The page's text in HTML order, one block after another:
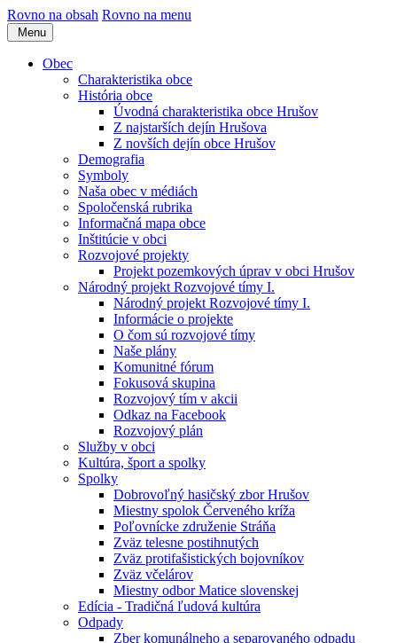
Rovno na obsah Rovno na menu
Menu
Obec
Charakteristika obce
História obce
Úvodná charakteristika obce Hrušov
Z najstarších dejín Hrušova
Z novších dejín obce Hrušov
Demografia
Symboly
Naša obec v médiách
Spoločenská rubrika
Informačná mapa obce
Inštitúcie v obci
Rozvojové projekty
Projekt pozemkových úprav v obci Hrušov
Národný projekt Rozvojové tímy I.
Národný projekt Rozvojové tímy I.
Informácie o projekte
O čom sú rozvojové tímy
Naše plány
Komunitné fórum
Fokusová skupina
Rozvojový tím v akcii
Odkaz na Facebook
Rozvojový plán
Služby v obci
Kultúra, šport a spolky
Spolky
Dobrovoľný hasičský zbor Hrušov
Miestny spolok Červeného kríža
Poľovnícke združenie Stráňa
Zväz telesne postihnutých
Zväz protifašistických bojovníkov
Zväz včelárov
Miestny odbor Matice slovenskej
Edícia - Tradičná ľudová kultúra
Odpady
Zber komunálneho a separovaného odpadu